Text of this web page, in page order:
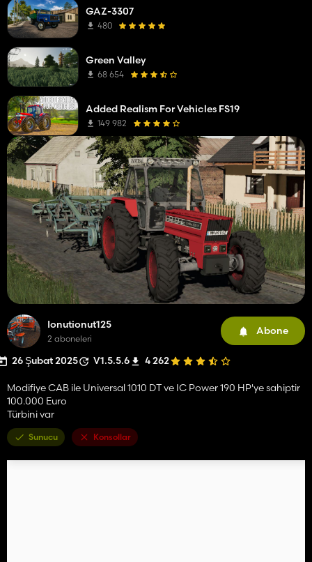
Ionutionut125
2 aboneleri
Abone
26 Şubat 2025 V1.5.5.6 4 262
Modifiye CAB ile Universal 1010 DT ve IC Power 190 HP'ye sahiptir
100.000 Euro
Türbini var
Sunucu Konsollar
GAZ-3307
480
Green Valley
68 654
Added Realism For Vehicles FS19
149 982